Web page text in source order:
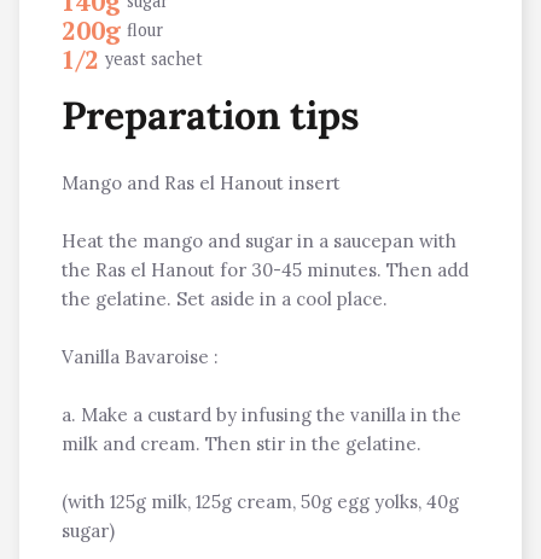
200g flour
1/2 yeast sachet
Preparation tips
Mango and Ras el Hanout insert
Heat the mango and sugar in a saucepan with
the Ras el Hanout for 30-45 minutes. Then add
the gelatine. Set aside in a cool place.
Vanilla Bavaroise :
a. Make a custard by infusing the vanilla in the
milk and cream. Then stir in the gelatine.
(with 125g milk, 125g cream, 50g egg yolks, 40g
sugar)